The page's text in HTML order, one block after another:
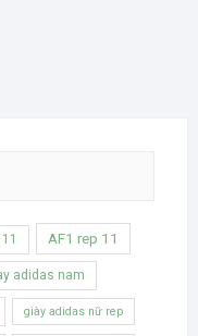
AF1 rep 11
adidas nam
giày adidas nữ rep